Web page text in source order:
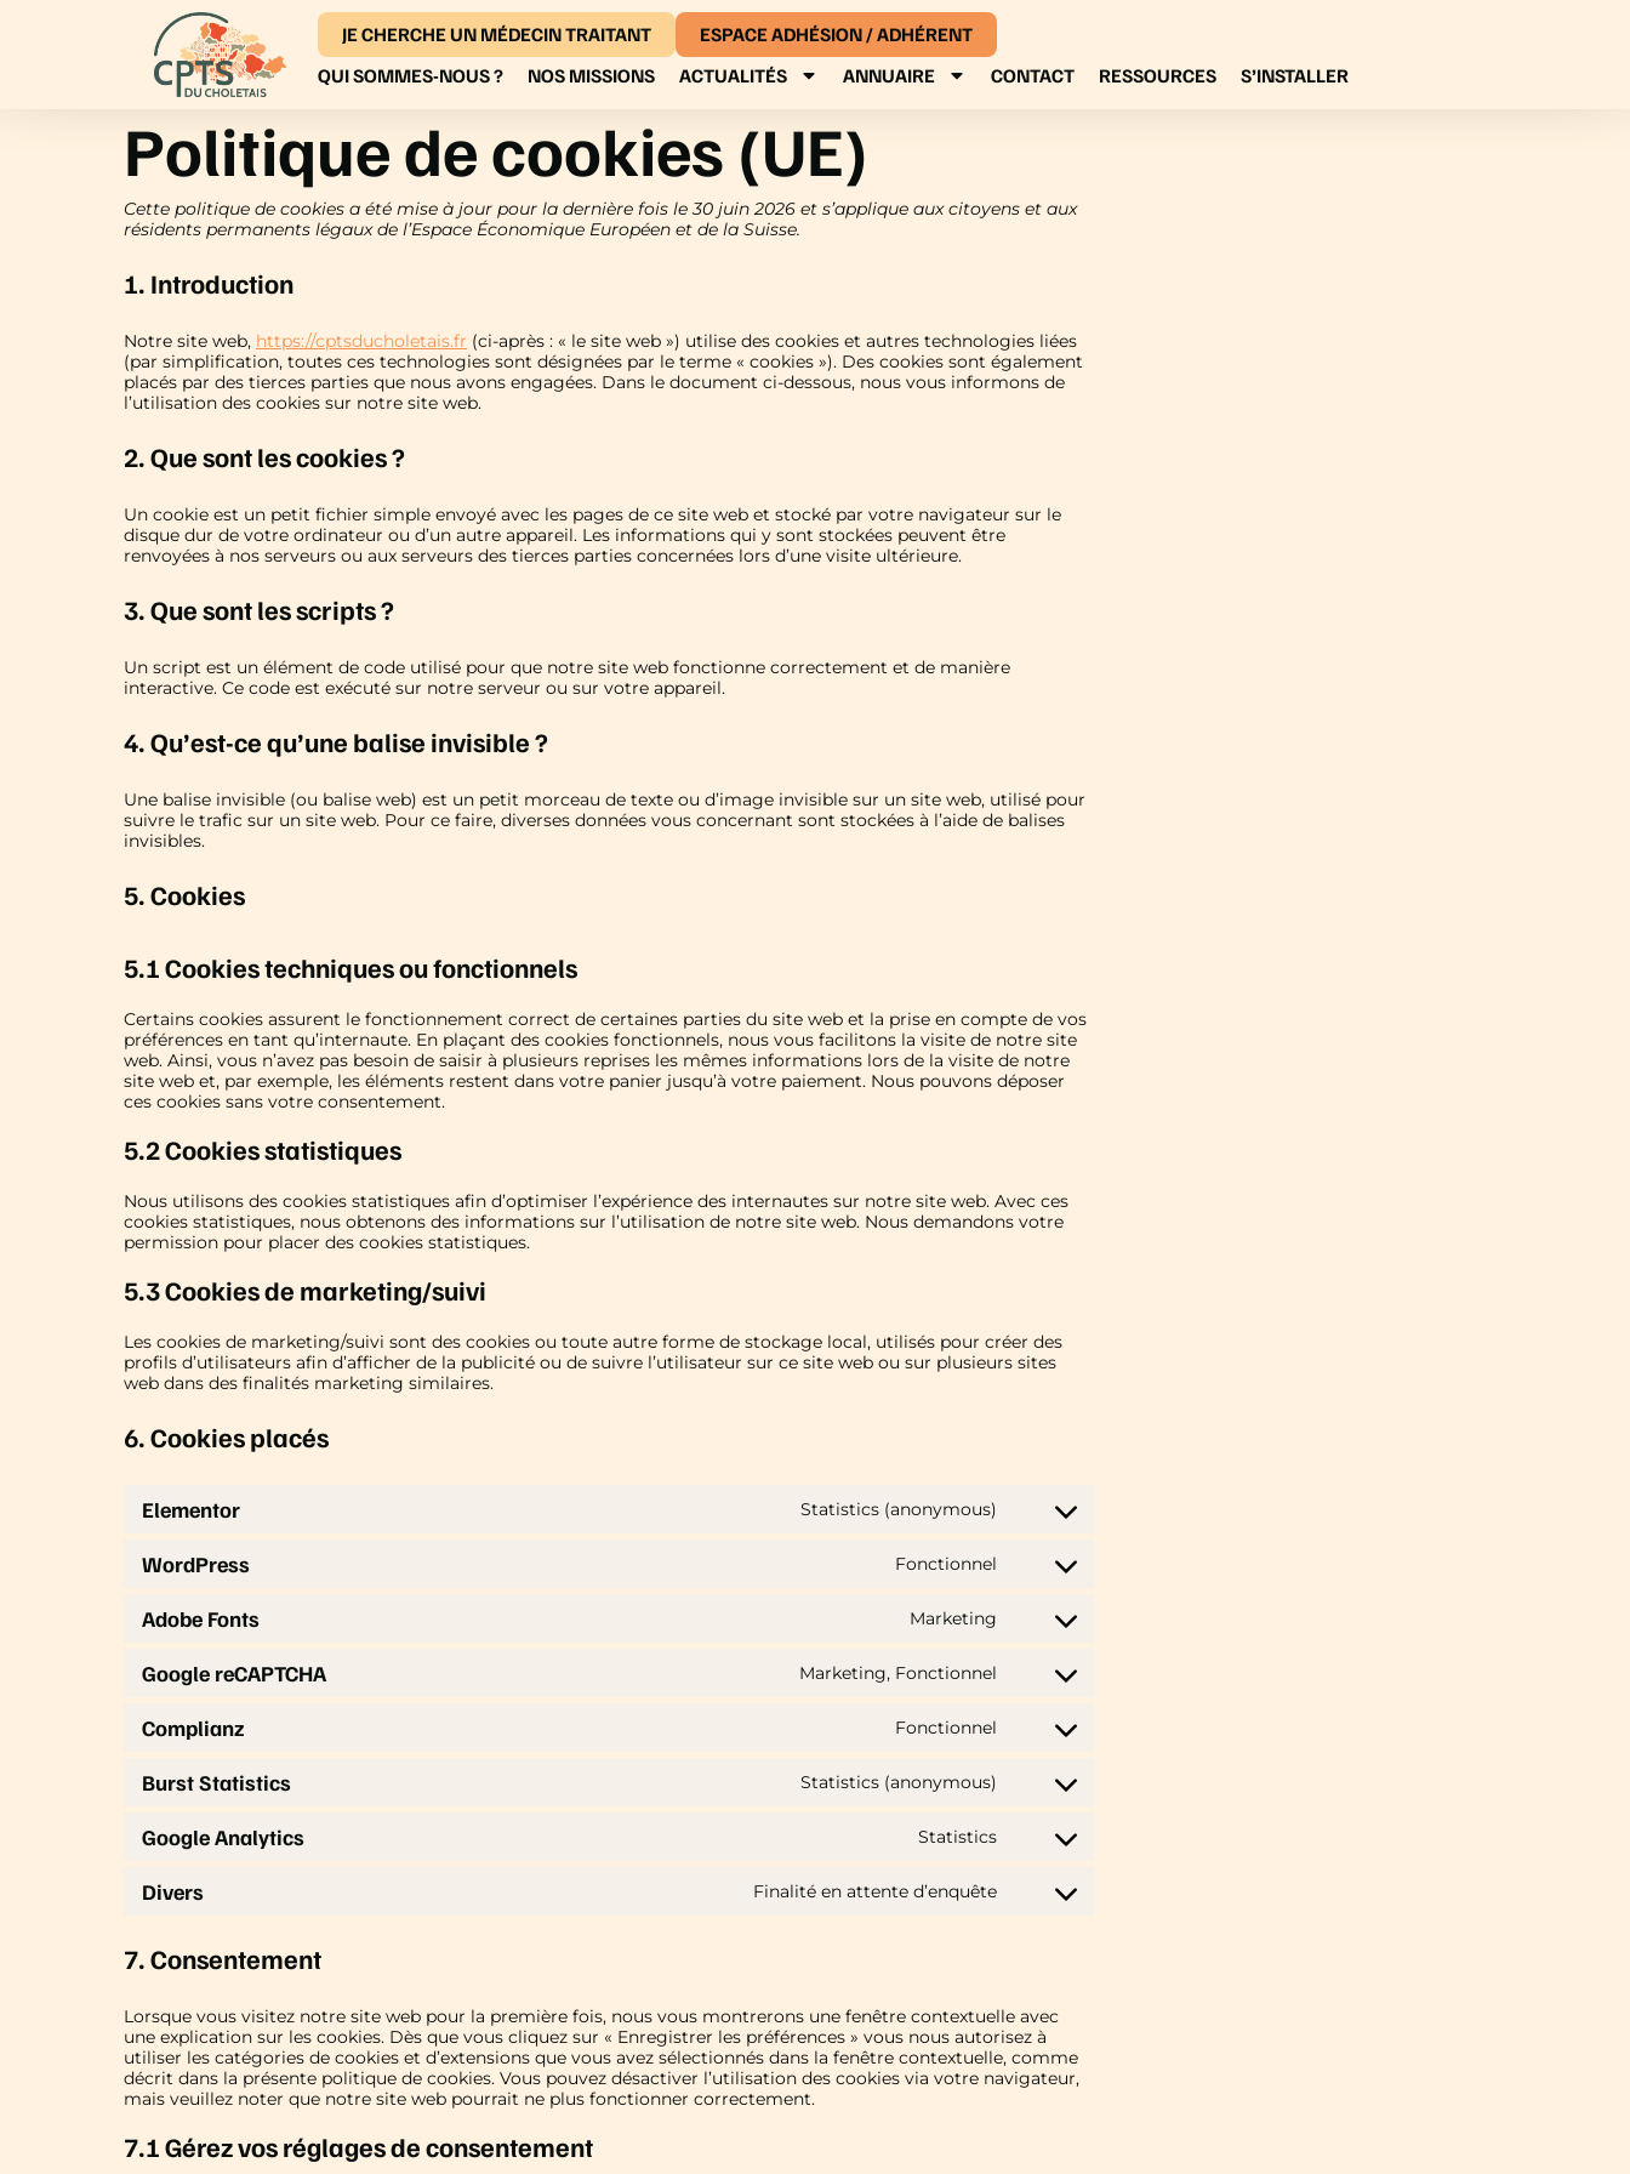
JE CHERCHE UN MÉDECIN TRAITANT
ESPACE ADHÉSION / ADHÉRENT
QUI SOMMES-NOUS ?
NOS MISSIONS ACTUALITÉS ANNUAIRE CONTACT RESSOURCES S’INSTALLER
Politique de cookies (UE)
Cette politique de cookies a été mise à jour pour la dernière fois le 30 juin 2026 et s’applique aux citoyens et aux
résidents permanents légaux de l’Espace Économique Européen et de la Suisse.
1. Introduction
Notre site web, https://cptsducholetais.fr (ci-après : « le site web ») utilise des cookies et autres technologies liées
(par simplification, toutes ces technologies sont désignées par le terme « cookies »). Des cookies sont également
placés par des tierces parties que nous avons engagées. Dans le document ci-dessous, nous vous informons de
l’utilisation des cookies sur notre site web.
2. Que sont les cookies ?
Un cookie est un petit fichier simple envoyé avec les pages de ce site web et stocké par votre navigateur sur le
disque dur de votre ordinateur ou d’un autre appareil. Les informations qui y sont stockées peuvent être
renvoyées à nos serveurs ou aux serveurs des tierces parties concernées lors d’une visite ultérieure.
3. Que sont les scripts ?
Un script est un élément de code utilisé pour que notre site web fonctionne correctement et de manière
interactive. Ce code est exécuté sur notre serveur ou sur votre appareil.
4. Qu’est-ce qu’une balise invisible ?
Une balise invisible (ou balise web) est un petit morceau de texte ou d’image invisible sur un site web, utilisé pour
suivre le trafic sur un site web. Pour ce faire, diverses données vous concernant sont stockées à l’aide de balises
invisibles.
5. Cookies
5.1 Cookies techniques ou fonctionnels
Certains cookies assurent le fonctionnement correct de certaines parties du site web et la prise en compte de vos
préférences en tant qu’internaute. En plaçant des cookies fonctionnels, nous vous facilitons la visite de notre site
web. Ainsi, vous n’avez pas besoin de saisir à plusieurs reprises les mêmes informations lors de la visite de notre
site web et, par exemple, les éléments restent dans votre panier jusqu’à votre paiement. Nous pouvons déposer
ces cookies sans votre consentement.
5.2 Cookies statistiques
Nous utilisons des cookies statistiques afin d’optimiser l’expérience des internautes sur notre site web. Avec ces
cookies statistiques, nous obtenons des informations sur l’utilisation de notre site web. Nous demandons votre
permission pour placer des cookies statistiques.
5.3 Cookies de marketing/suivi
Les cookies de marketing/suivi sont des cookies ou toute autre forme de stockage local, utilisés pour créer des
profils d’utilisateurs afin d’afficher de la publicité ou de suivre l’utilisateur sur ce site web ou sur plusieurs sites
web dans des finalités marketing similaires.
6. Cookies placés
Elementor Statistics (anonymous)
WordPress Fonctionnel
Adobe Fonts Marketing
Google reCAPTCHA Marketing, Fonctionnel
Complianz Fonctionnel
Burst Statistics Statistics (anonymous)
Google Analytics Statistics
Divers Finalité en attente d’enquête
7. Consentement
Lorsque vous visitez notre site web pour la première fois, nous vous montrerons une fenêtre contextuelle avec
une explication sur les cookies. Dès que vous cliquez sur « Enregistrer les préférences » vous nous autorisez à
utiliser les catégories de cookies et d’extensions que vous avez sélectionnés dans la fenêtre contextuelle, comme
décrit dans la présente politique de cookies. Vous pouvez désactiver l’utilisation des cookies via votre navigateur,
mais veuillez noter que notre site web pourrait ne plus fonctionner correctement.
7.1 Gérez vos réglages de consentement